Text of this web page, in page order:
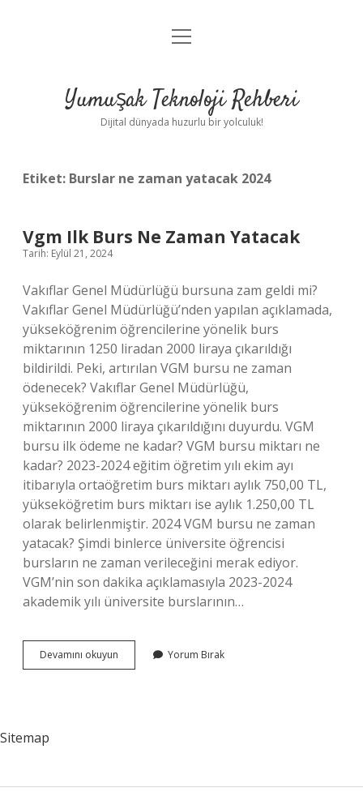
Anasayfa
Yasal Uyarı
menüyü
Yumuşak Teknoloji Rehberi
Dijital dünyada huzurlu bir yolculuk!
Etiket: Burslar ne zaman yatacak 2024
Vgm Ilk Burs Ne Zaman Yatacak
Tarih: Eylül 21, 2024
Vakıflar Genel Müdürlüğü bursuna zam geldi mi?
Vakıflar Genel Müdürlüğü’nden yapılan açıklamada,
yükseköğrenim öğrencilerine yönelik burs
miktarının 1250 liradan 2000 liraya çıkarıldığı
bildirildi. Peki, artırılan VGM bursu ne zaman
ödenecek? Vakıflar Genel Müdürlüğü,
yükseköğrenim öğrencilerine yönelik burs
miktarının 2000 liraya çıkarıldığını duyurdu. VGM
bursu ilk ödeme ne kadar? VGM bursu miktarı ne
kadar? 2023-2024 eğitim öğretim yılı ekim ayı
itibarıyla ortaöğretim burs miktarı aylık 750,00 TL,
yükseköğretim burs miktarı ise aylık 1.250,00 TL
olarak belirlenmiştir. 2024 VGM bursu ne zaman
yatacak? Şimdi binlerce üniversite öğrencisi
bursların ne zaman verileceğini merak ediyor.
VGM’nin son dakika açıklamasıyla 2023-2024
akademik yılı üniversite burslarının…
Devamını okuyun
Ilk
Yorum Bırak
Sitemap